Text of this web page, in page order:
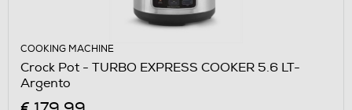
COOKING MACHINE
Crock Pot - TURBO EXPRESS COOKER 5.6 LT-
Argento